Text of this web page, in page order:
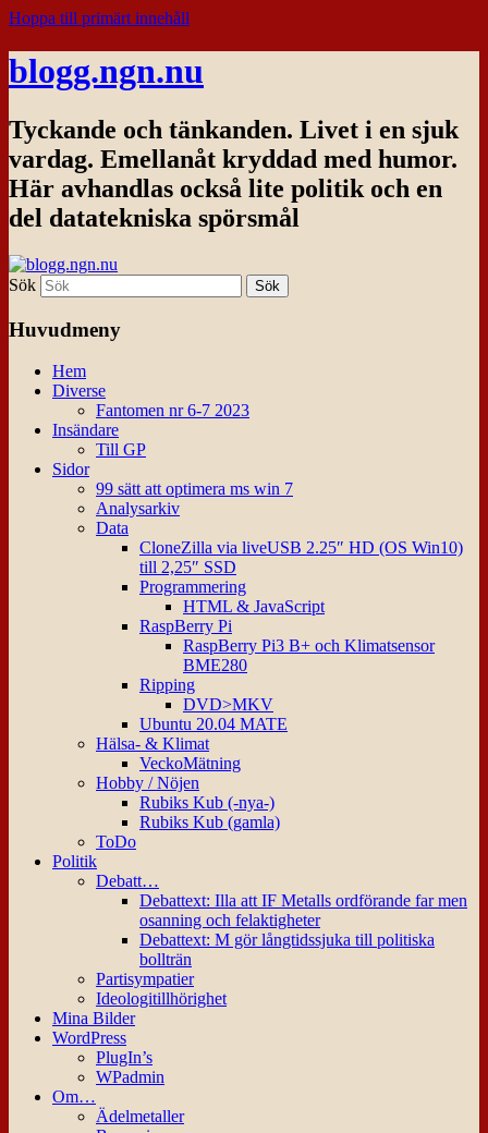
Hoppa till primärt innehåll
blogg.ngn.nu
Tyckande och tänkanden. Livet i en sjuk
vardag. Emellanåt kryddad med humor.
Här avhandlas också lite politik och en
del datatekniska spörsmål
Sök
Huvudmeny
Hem
Diverse
Fantomen nr 6-7 2023
Insändare
Till GP
Sidor
99 sätt att optimera ms win 7
Analysarkiv
Data
CloneZilla via liveUSB 2.25″ HD (OS Win10)
till 2,25″ SSD
Programmering
HTML & JavaScript
RaspBerry Pi
RaspBerry Pi3 B+ och Klimatsensor
BME280
Ripping
DVD>MKV
Ubuntu 20.04 MATE
Hälsa- & Klimat
VeckoMätning
Hobby / Nöjen
Rubiks Kub (-nya-)
Rubiks Kub (gamla)
ToDo
Politik
Debatt…
Debattext: Illa att IF Metalls ordförande far men
osanning och felaktigheter
Debattext: M gör långtidssjuka till politiska
bollträn
Partisympatier
Ideologitillhörighet
Mina Bilder
WordPress
PlugIn’s
WPadmin
Om…
Ädelmetaller